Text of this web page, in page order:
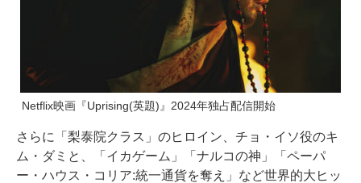
Netflix映画『Uprising(英題)』2024年独占配信開始
さらに「梨泰院クラス」のヒロイン、チョ・イソ役のキ
ム・ダミと、「イカゲーム」「ナルコの神」「ペーパ
ー・ハウス・コリア:統一通貨を奪え」など世界的大ヒッ